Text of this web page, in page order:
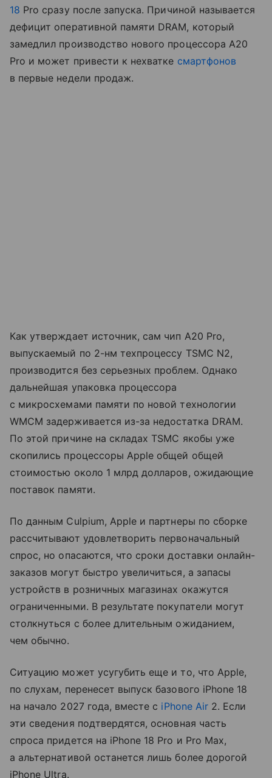
18 Pro сразу после запуска. Причиной называется
дефицит оперативной памяти DRAM, который
замедлил производство нового процессора A20
Pro и может привести к нехватке смартфонов
в первые недели продаж.
Как утверждает источник, сам чип A20 Pro,
выпускаемый по 2-нм техпроцессу TSMC N2,
производится без серьезных проблем. Однако
дальнейшая упаковка процессора
с микросхемами памяти по новой технологии
WMCM задерживается из-за недостатка DRAM.
По этой причине на складах TSMC якобы уже
скопились процессоры Apple общей общей
стоимостью около 1 млрд долларов, ожидающие
поставок памяти.
По данным Culpium, Apple и партнеры по сборке
рассчитывают удовлетворить первоначальный
спрос, но опасаются, что сроки доставки онлайн-
заказов могут быстро увеличиться, а запасы
устройств в розничных магазинах окажутся
ограниченными. В результате покупатели могут
столкнуться с более длительным ожиданием,
чем обычно.
Ситуацию может усугубить еще и то, что Apple,
по слухам, перенесет выпуск базового iPhone 18
на начало 2027 года, вместе с iPhone Air2. Если
эти сведения подтвердятся, основная часть
спроса придется на iPhone 18 Pro и Pro Max,
а альтернативой останется лишь более дорогой
iPhone Ultra.